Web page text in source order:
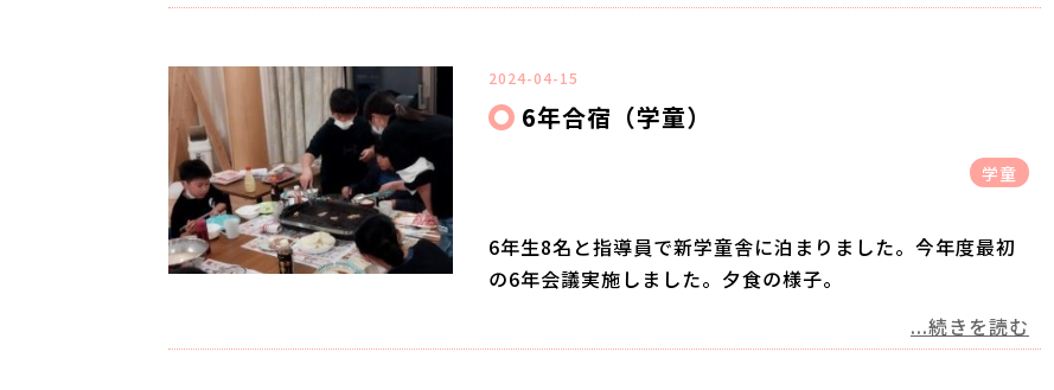
2024-04-15
6年合宿（学童）
学童
6年生8名と指導員で新学童舎に泊まりました。今年度最初
の6年会議実施しました。夕食の様子。
...続きを読む